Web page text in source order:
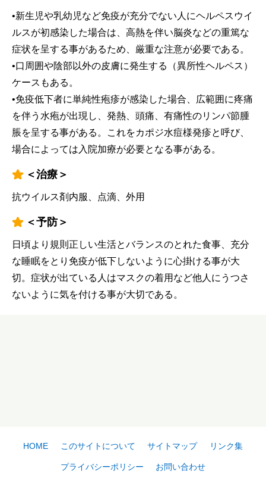
•新生児や乳幼児など免疫が充分でない人にヘルペスウイ
ルスが初感染した場合は、高熱を伴い脳炎などの重篤な
症状を呈する事があるため、厳重な注意が必要である。
•口周囲や陰部以外の皮膚に発生する（異所性ヘルペス）
ケースもある。
•免疫低下者に単純性疱疹が感染した場合、広範囲に疼痛
を伴う水疱が出現し、発熱、頭痛、有痛性のリンパ節腫
脹を呈する事がある。これをカポジ水痘様発疹と呼び、
場合によっては入院加療が必要となる事がある。
＜治療＞
抗ウイルス剤内服、点滴、外用
＜予防＞
日頃より規則正しい生活とバランスのとれた食事、充分
な睡眠をとり免疫が低下しないように心掛ける事が大
切。症状が出ている人はマスクの着用など他人にうつさ
ないように気を付ける事が大切である。
HOME このサイトについて サイトマップ リンク集
プライバシーポリシー お問い合わせ